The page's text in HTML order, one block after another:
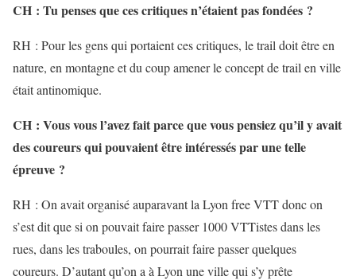
CH : Tu penses que ces critiques n’étaient pas fondées ?
RH : Pour les gens qui portaient ces critiques, le trail doit être en
nature, en montagne et du coup amener le concept de trail en ville
était antinomique.
CH : Vous vous l’avez fait parce que vous pensiez qu’il y avait
des coureurs qui pouvaient être intéressés par une telle
épreuve ?
RH : On avait organisé auparavant la Lyon free VTT donc on
s’est dit que si on pouvait faire passer 1000 VTTistes dans les
rues, dans les traboules, on pourrait faire passer quelques
coureurs. D’autant qu’on a à Lyon une ville qui s’y prête